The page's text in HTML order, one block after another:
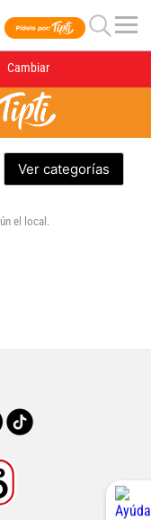
Cambiar
Ver categorías
el local.